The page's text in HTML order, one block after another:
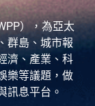
），為亞太
群島、城市報
濟、產業、科
樂等議題，做
訊息平台。